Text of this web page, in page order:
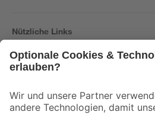
Nützliche Links
Der toom Newsletter: Keine Angebote und